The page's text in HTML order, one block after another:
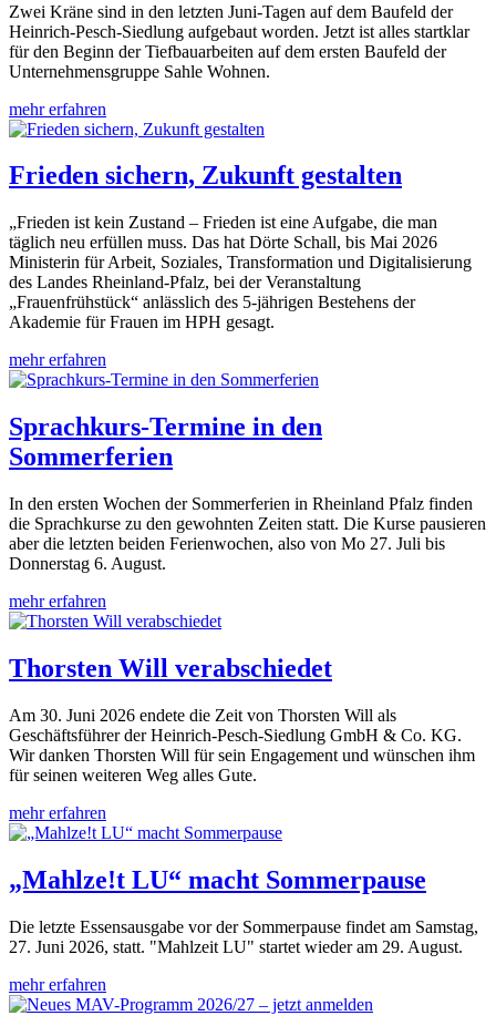
Zwei Kräne sind in den letzten Juni-Tagen auf dem Baufeld der
Heinrich-Pesch-Siedlung aufgebaut worden. Jetzt ist alles startklar
für den Beginn der Tiefbauarbeiten auf dem ersten Baufeld der
Unternehmensgruppe Sahle Wohnen.
mehr erfahren
Frieden sichern, Zukunft gestalten
„Frieden ist kein Zustand – Frieden ist eine Aufgabe, die man
täglich neu erfüllen muss. Das hat Dörte Schall, bis Mai 2026
Ministerin für Arbeit, Soziales, Transformation und Digitalisierung
des Landes Rheinland-Pfalz, bei der Veranstaltung
„Frauenfrühstück“ anlässlich des 5-jährigen Bestehens der
Akademie für Frauen im HPH gesagt.
mehr erfahren
Sprachkurs-Termine in den
Sommerferien
In den ersten Wochen der Sommerferien in Rheinland Pfalz finden
die Sprachkurse zu den gewohnten Zeiten statt. Die Kurse pausieren
aber die letzten beiden Ferienwochen, also von Mo 27. Juli bis
Donnerstag 6. August.
mehr erfahren
Thorsten Will verabschiedet
Am 30. Juni 2026 endete die Zeit von Thorsten Will als
Geschäftsführer der Heinrich-Pesch-Siedlung GmbH & Co. KG.
Wir danken Thorsten Will für sein Engagement und wünschen ihm
für seinen weiteren Weg alles Gute.
mehr erfahren
„Mahlze!t LU“ macht Sommerpause
Die letzte Essensausgabe vor der Sommerpause findet am Samstag,
27. Juni 2026, statt. "Mahlzeit LU" startet wieder am 29. August.
mehr erfahren